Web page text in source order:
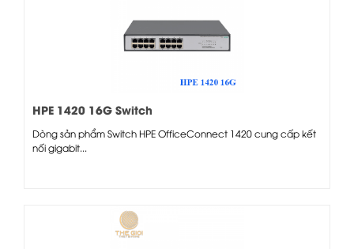
HPE 1420 16G Switch
Dòng sản phẩm Switch HPE OfficeConnect 1420 cung cấp kết
nối gigabit...